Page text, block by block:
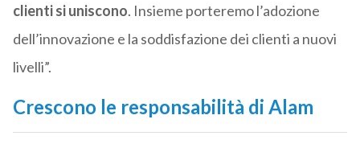
clienti si uniscono. Insieme porteremo l’adozione
dell’innovazione e la soddisfazione dei clienti a nuovi
livelli”.
Crescono le responsabilità di Alam